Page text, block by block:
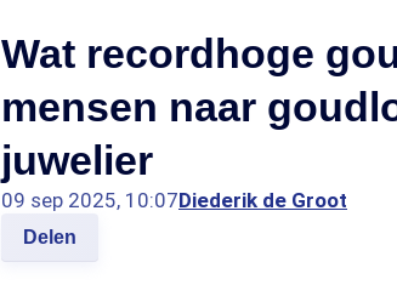
Wat recordhoge
mensen naar
juwelier
09 sep 2025, 10:07Diederik de Groot
Delen